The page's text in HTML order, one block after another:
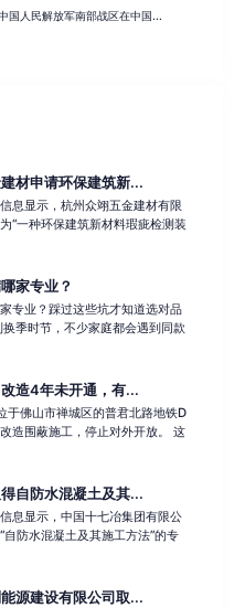
国人民解放军南部战区在中国...
材申请环保建筑新...
息显示，杭州众翊五金建材有限
“一种环保建筑新材料瑕疵检测装
家专业？
专业？踩过这些坑才知道选对品
季时节，不少家庭都会遇到同款
造4年未开通，有...
于佛山市禅城区的普君北路地铁D
造围蔽施工，停止对外开放。 这
自防水混凝土及其...
息显示，中国十七冶集团有限公
自防水混凝土及其施工方法”的专
源建设有限公司取...